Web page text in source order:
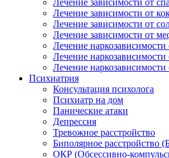
Лечение зависимости от
Лечение зависимости от
Лечение зависимости от
Лечение зависимости от
Лечение наркозависимости
Лечение
Лечение наркозависимости
Психиатрия
Консультация психолога
Психиатр на дом
Панические атаки
Депрессия
Тревожное расстройство
Биполярное расстройство
ОКР (Обсессивно-